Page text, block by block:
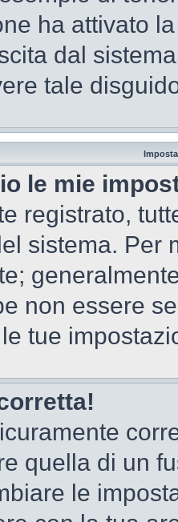
ha attivato
dal
tale
le mie
registrato,
sistema. Per
non essere
tue
quella di un
le